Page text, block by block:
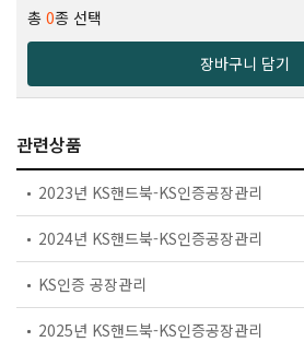
총 0종 선택
장바구니 담기
관련상품
2023년 KS핸드북-KS인증공장관리
2024년 KS핸드북-KS인증공장관리
KS인증 공장관리
2025년 KS핸드북-KS인증공장관리